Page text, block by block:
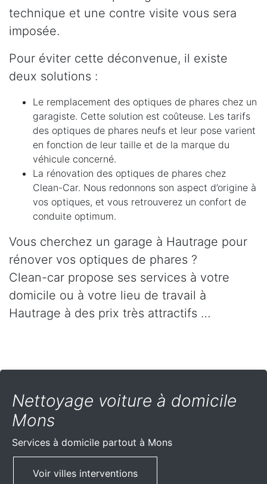
technique et une contre visite vous sera
imposée.
Pour éviter cette déconvenue, il existe
deux solutions :
Le remplacement des optiques de phares chez un
garagiste. Cette solution est coûteuse. Les tarifs
des optiques de phares neufs et leur pose varient
en fonction de leur taille et de la marque du
véhicule concerné.
La rénovation des optiques de phares chez
Clean-Car. Nous redonnons son aspect d’origine à
vos optiques, et vous retrouverez un confort de
conduite optimum.
Vous cherchez un garage à Hautrage pour
rénover vos optiques de phares ?
Clean-car propose ses services à votre
domicile ou à votre lieu de travail à
Hautrage à des prix très attractifs …
Nettoyage voiture à domicile
Mons
Services à domicile partout à Mons
Voir villes interventions